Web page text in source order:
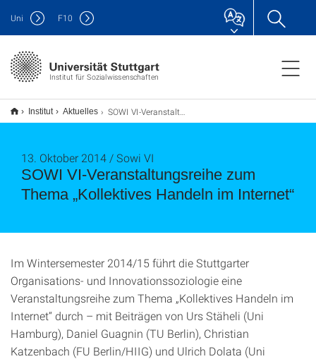
Institut für Sozialwissenschaften
Uni F10
Institut Aktuelles SOWI VI-Veranstaltungsreihe zum Thema „Kollektives Handeln im Internet“
SOWI VI-Veranstaltungsreihe zum
Thema „Kollektives Handeln im Internet“
13. Oktober 2014 / Sowi VI
Im Wintersemester 2014/15 führt die Stuttgarter
Organisations- und Innovationssoziologie eine
Veranstaltungsreihe zum Thema „Kollektives Handeln im
Internet“ durch – mit Beiträgen von Urs Stäheli (Uni
Hamburg), Daniel Guagnin (TU Berlin), Christian
Katzenbach (FU Berlin/HIIG) und Ulrich Dolata (Uni